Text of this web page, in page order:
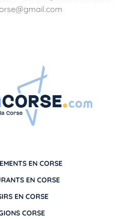
EN CORSE
EN CORSE
EN CORSE
CORSE